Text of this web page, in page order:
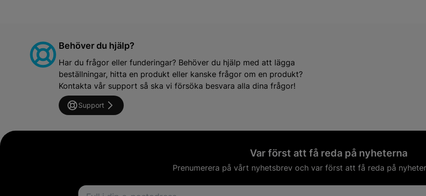
Behöver du hjälp?
Har du frågor eller funderingar? Behöver du hjälp med att lägga
beställningar, hitta en produkt eller kanske frågor om en produkt?
Kontakta vår support så ska vi försöka besvara alla dina frågor!
Support
Var först att få reda på nyheterna
Prenumerera på vårt nyhetsbrev och var först att få reda på
Email address